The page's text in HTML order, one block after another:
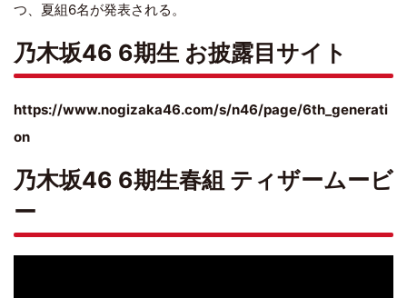
つ、夏組6名が発表される。
乃木坂46 6期生 お披露目サイト
https://www.nogizaka46.com/s/n46/page/6th_generati
on
乃木坂46 6期生春組 ティザームービ
ー